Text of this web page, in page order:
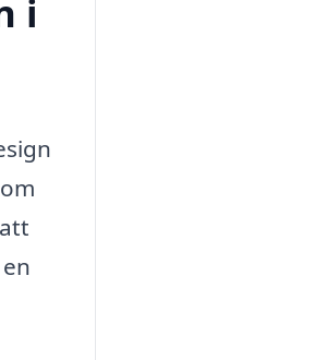
i